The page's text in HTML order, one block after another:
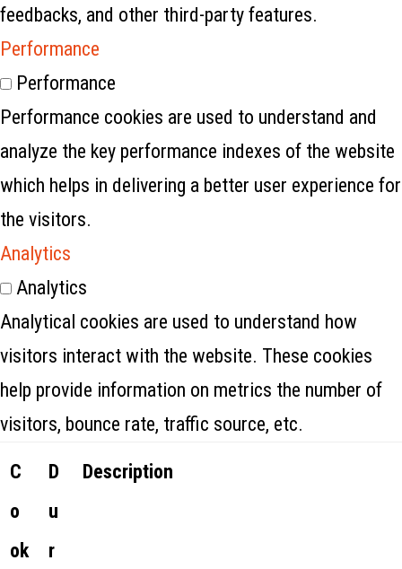
feedbacks, and other third-party features.
Performance
Performance
Performance cookies are used to understand and
analyze the key performance indexes of the website
which helps in delivering a better user experience for
the visitors.
Analytics
Analytics
Analytical cookies are used to understand how
visitors interact with the website. These cookies
help provide information on metrics the number of
visitors, bounce rate, traffic source, etc.
C
o
ok
D
u
r
Description